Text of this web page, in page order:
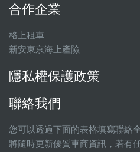
合作企業
格上租車
新安東京海上產險
隱私權保護政策
聯絡我們
您可以透過下面的表格填寫聯絡
將隨時更新優質車商資訊，若有